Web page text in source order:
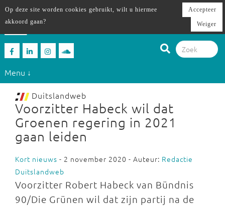
Menu ↓
Duitslandweb
Voorzitter Habeck wil dat
Groenen regering in 2021
gaan leiden
Kort nieuws - 2 november 2020 - Auteur: Redactie
Duitslandweb
Voorzitter Robert Habeck van Bündnis
90/Die Grünen wil dat zijn partij na de
Op deze site worden cookies gebruikt, wilt u hiermee
akkoord gaan?
Accepteer
Weiger